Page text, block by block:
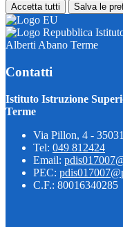
Accetta tutti Salva le
Alberti Abano Terme
Contatti
Istituto Istruzione
Terme
Via Pillon, 4 -
Tel: 049 812424
Email:
PEC:
C.F.: 80016340285